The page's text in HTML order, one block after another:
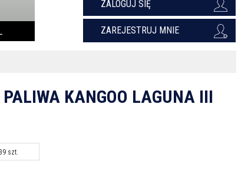
ZALOGUJ SIĘ
ZAREJESTRUJ MNIE
PALIWA KANGOO LAGUNA III
szt.